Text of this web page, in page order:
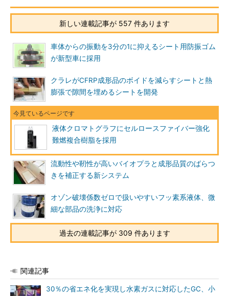
新しい連載記事が 557 件あります
車体からの振動を3分の1に抑えるシート用防振ゴム
が新型車に採用
クラレがCFRP成形品のボイドを減らすシートと熱
膨張で隙間を埋めるシートを開発
液体クロマトグラフにセルロースファイバー強化
難燃複合樹脂を採用
流動性や靭性が高いバイオプラと成形品質のばらつ
きを補正する新システム
オゾン破壊係数ゼロで扱いやすいフッ素系液体、微
細な部品の洗浄に対応
過去の連載記事が 309 件あります
関連記事
30％の省エネ化を実現し水素ガスに対応したGC、小